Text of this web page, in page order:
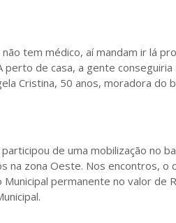
tem médico, aí mandam ir lá
perto de casa, a gente
Cristina, 50 anos, moradora do
de uma mobilização no
na zona Oeste. Nos encontros, o
permanente no valor de